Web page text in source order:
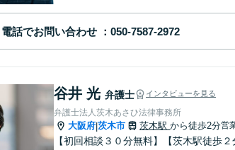
電話でお問い合わせ
谷井 光 弁護士 インタビューを見る
弁護士法人茨木あさひ法律事務所
大阪府|茨木市 茨木駅 から徒歩2分営
【初回相談３０分無料】【茨木駅徒歩